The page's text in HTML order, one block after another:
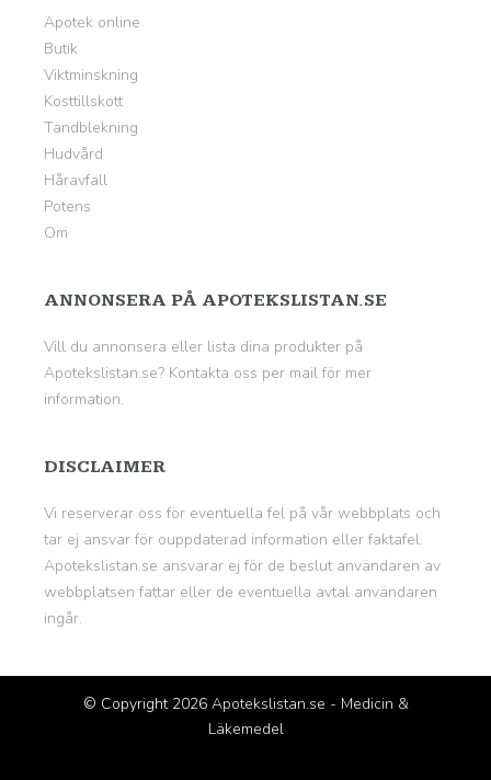
Apotek online
Butik
Viktminskning
Kosttillskott
Tandblekning
Hudvård
Håravfall
Potens
Om
ANNONSERA PÅ APOTEKSLISTAN.SE
Vill du annonsera eller lista dina produkter på
Apotekslistan.se? Kontakta oss per mail för mer
information.
DISCLAIMER
Vi reserverar oss för eventuella fel på vår webbplats och
tar ej ansvar för ouppdaterad information eller faktafel.
Apotekslistan.se ansvarar ej för de beslut användaren av
webbplatsen fattar eller de eventuella avtal användaren
ingår.
© Copyright 2026 Apotekslistan.se - Medicin &
Läkemedel